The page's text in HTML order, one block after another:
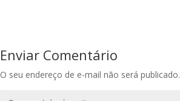
Enviar Comentário
O seu endereço de e-mail não será publicado.